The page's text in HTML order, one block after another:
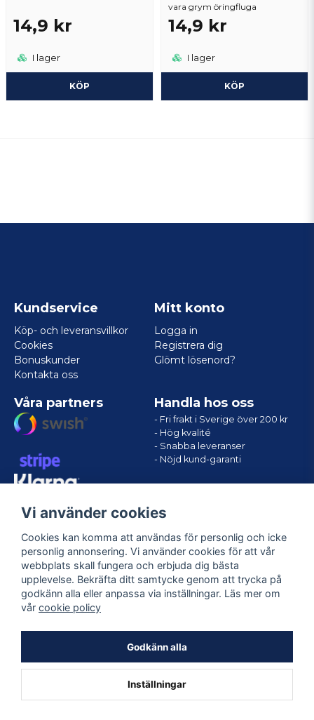
14,9 kr
I lager
KÖP
vara grym öringfluga
14,9 kr
I lager
KÖP
Kundservice
Köp- och leveransvillkor
Cookies
Bonuskunder
Kontakta oss
Mitt konto
Logga in
Registrera dig
Glömt lösenord?
Våra partners Handla hos oss
- Fri frakt i Sverige över 200 kr
- Hög kvalité
- Snabba leveranser
- Nöjd kund-garanti
Följ oss
Vi använder cookies
Cookies kan komma att användas för personlig och icke
personlig annonsering. Vi använder cookies för att vår
webbplats skall fungera och erbjuda dig bästa
upplevelse. Bekräfta ditt samtycke genom att trycka på
godkänn alla eller anpassa via inställningar. Läs mer om
vår cookie policy
Godkänn alla
Inställningar